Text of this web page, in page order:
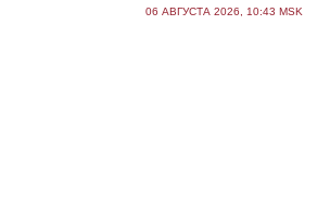
06 АВГУСТА 2026, 10:43 MSK